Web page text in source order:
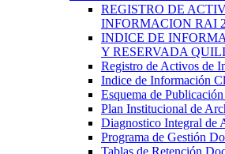
REGISTRO DE
INFORMACION RAI
INDICE DE
Y RESERVADA
Registro de Activos de
Indice de Información
Esquema de
Plan Institucional de
Diagnostico Integral de
Programa de Gestión
Tablas de Retención